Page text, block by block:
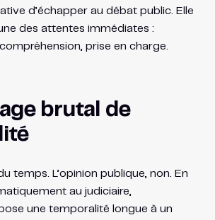
d’échapper au débat public. Elle
des attentes immédiates :
prise en charge.
brutal de
temps. L’opinion publique, non. En
au judiciaire,
une temporalité longue à un